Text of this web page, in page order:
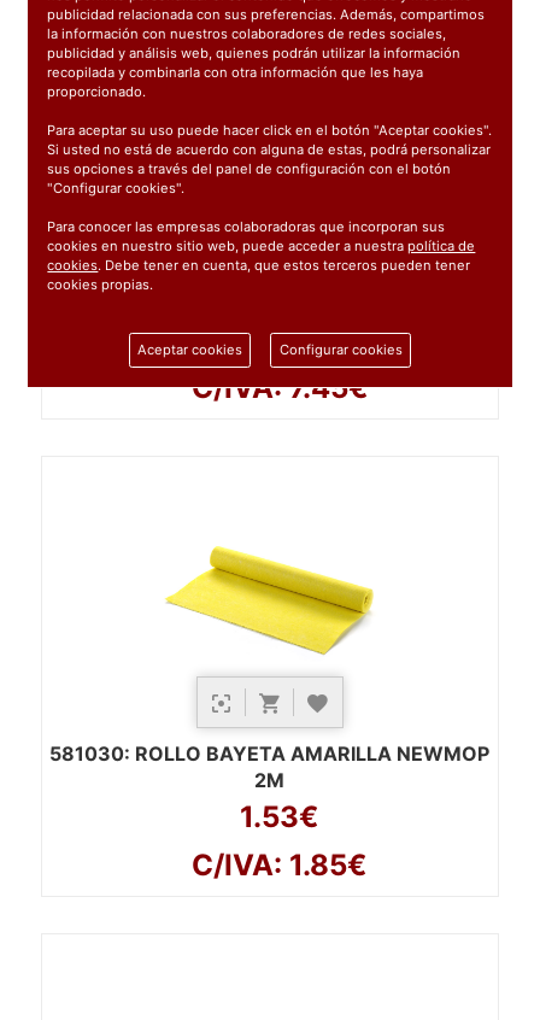
434: ROLLO BAYETA ESTAMPADO CUADROS
6.16€
C/IVA: 7.45€
581030: ROLLO BAYETA AMARILLA NEWMOP
2M
1.53€
C/IVA: 1.85€
publicidad relacionada con sus preferencias. Además, compartimos
la información con nuestros colaboradores de redes sociales,
publicidad y análisis web, quienes podrán utilizar la información
recopilada y combinarla con otra información que les haya
proporcionado.
Para aceptar su uso puede hacer click en el botón "Aceptar cookies".
Si usted no está de acuerdo con alguna de estas, podrá personalizar
sus opciones a través del panel de configuración con el botón
"Configurar cookies".
Para conocer las empresas colaboradoras que incorporan sus
cookies en nuestro sitio web, puede acceder a nuestrapolítica de
cookies. Debe tener en cuenta, que estos terceros pueden tener
cookies propias.
Aceptar cookies Configurar cookies